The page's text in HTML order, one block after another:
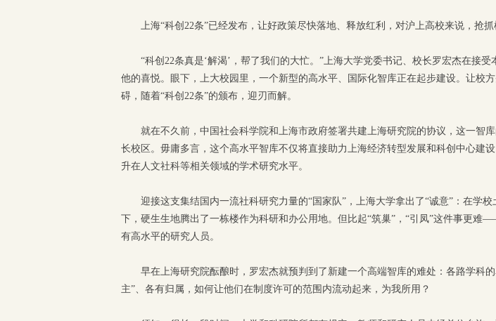
上海“科创22条”已经发布，让好政策尽快落地、释放红利，对沪上高校来说，抢抓
“科创22条真是‘解渴’，帮了我们的大忙。”上海大学党委书记、校长罗宏杰在接
他的喜悦。眼下，上大校园里，一个新型的高水平、国际化智库正在起步建设。让校
碍，随着“科创22条”的颁布，迎刃而解。
就在不久前，中国社会科学院和上海市政府签署共建上海研究院的协议，这一智
长校区。毋庸多言，这个高水平智库不仅将直接助力上海经济转型发展和科创中心建
升在人文社科等相关领域的学术研究水平。
迎接这支集结国内一流社科研究力量的“国家队”，上海大学拿出了“诚意”：在学
下，硬生生地腾出了一栋楼作为科研和办公用地。但比起“筑巢”，“引凤”这件事更难
有高水平的研究人员。
早在上海研究院酝酿时，罗宏杰就预判到了新建一个高端智库的难处：各路学科
主”、各有归属，如何让他们在制度许可的范围内流动起来，为我所用？